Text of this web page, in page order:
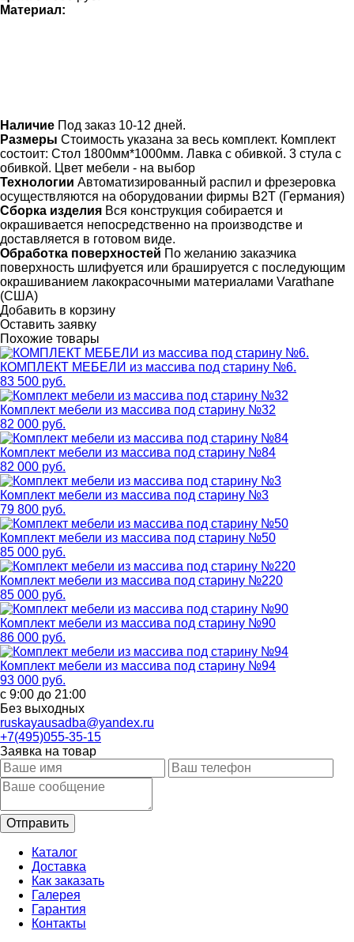
Материал:
Наличие Под заказ 10-12 дней.
Размеры Стоимость указана за весь комплект. Комплект
состоит: Стол 1800мм*1000мм. Лавка с обивкой. 3 стула с
обивкой. Цвет мебели - на выбор
Технологии Автоматизированный распил и фрезеровка
осуществляются на оборудовании фирмы B2T (Германия)
Сборка изделия Вся конструкция собирается и
окрашивается непосредственно на производстве и
доставляется в готовом виде.
Обработка поверхностей По желанию заказчика
поверхность шлифуется или брашируется с последующим
окрашиванием лакокрасочными материалами Varathane
(США)
Добавить в корзину
Оставить заявку
Похожие товары
КОМПЛЕКТ МЕБЕЛИ из массива под старину №6.
83 500 руб.
Комплект мебели из массива под старину №32
82 000 руб.
Комплект мебели из массива под старину №84
82 000 руб.
Комплект мебели из массива под старину №3
79 800 руб.
Комплект мебели из массива под старину №50
85 000 руб.
Комплект мебели из массива под старину №220
85 000 руб.
Комплект мебели из массива под старину №90
86 000 руб.
Комплект мебели из массива под старину №94
93 000 руб.
с 9:00 до 21:00
Без выходных
ruskayausadba@yandex.ru
+7(495)055-35-15
Заявка на товар
Каталог
Доставка
Как заказать
Галерея
Гарантия
Контакты